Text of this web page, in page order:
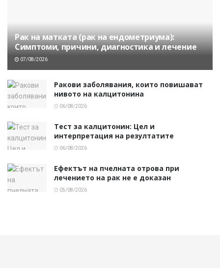
Рак на матката (рак на ендометриума):
Симптоми, причини, диагностика и лечение
07/08/2026
Ракови заболявания, които повишават
нивото на калцитонина
06/08/2026
Тест за калцитонин: Цел и
интерпретация на резултатите
06/08/2026
Ефектът на пчелната отрова при
лечението на рак не е доказан
05/08/2026